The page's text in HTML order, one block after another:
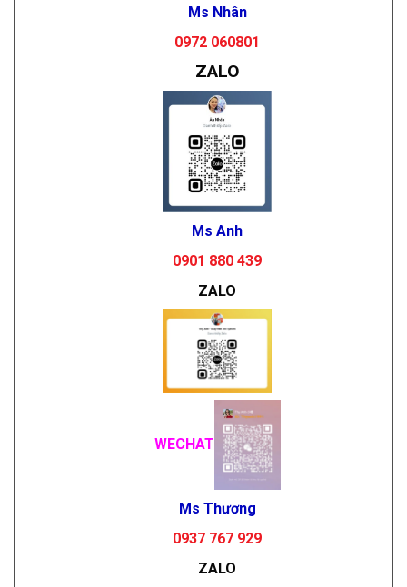
Ms Nhân
0972 060801
ZALO
Ms Anh
0901 880 439
ZALO
WECHAT
Ms Thương
0937 767 929
ZALO